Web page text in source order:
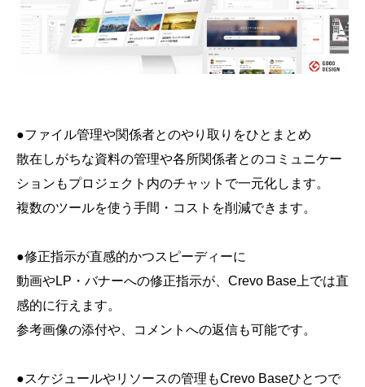
●ファイル管理や関係者とのやり取りをひとまとめ
散在しがちな資料の管理や各所関係者とのコミュニケー
ションもプロジェクト内のチャットで一元化します。
複数のツールを使う手間・コストを削減できます。
●修正指示が直感的かつスピーディーに
動画やLP・バナーへの修正指示が、Crevo Base上では直
感的に行えます。
参考画像の添付や、コメントへの返信も可能です。
●スケジュールやリソースの管理もCrevo Baseひとつで